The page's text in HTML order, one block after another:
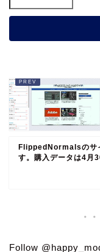
FlippedNormalsのサ
す。購入データは4月
Follow